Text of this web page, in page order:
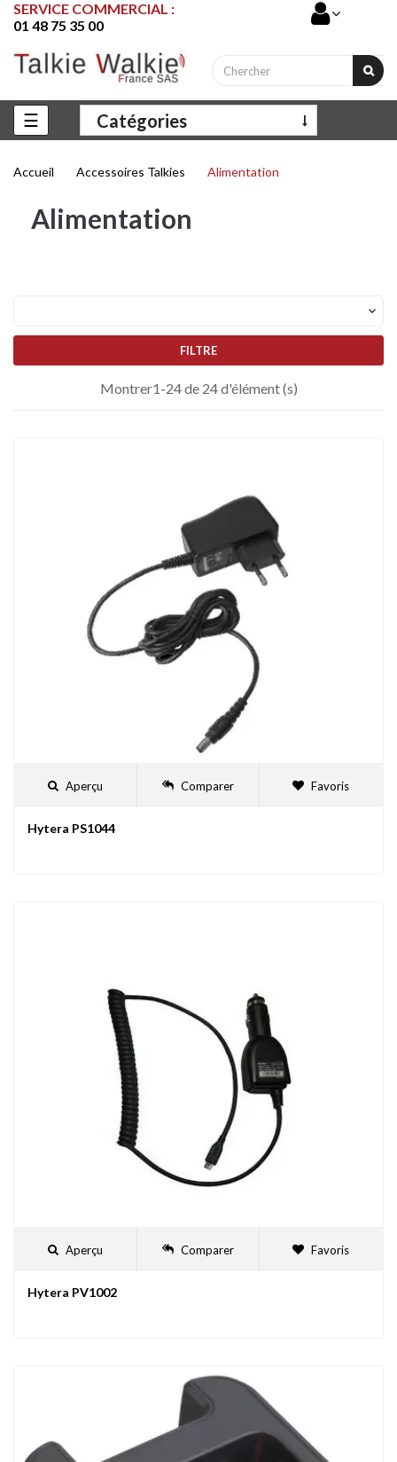
SERVICE COMMERCIAL :
01 48 75 35 00
Catégories
Basculer
la
☰
Accueil Accessoires Talkies Alimentation
Alimentation

FILTRE
Montrer1-24 de 24 d'élément (s)
Aperçu Comparer Favoris
Hytera PS1044
Aperçu Comparer Favoris
Hytera PV1002